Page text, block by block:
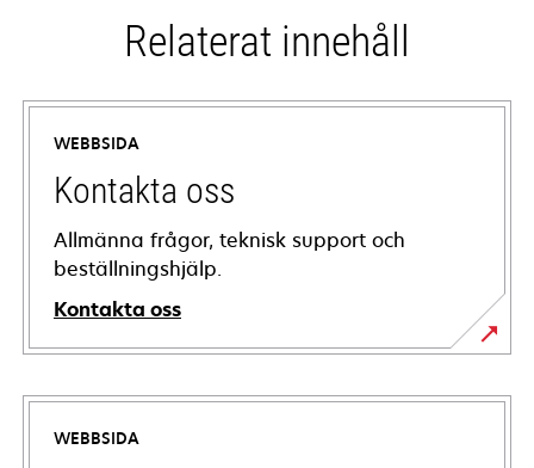
Relaterat innehåll
WEBBSIDA
Kontakta oss
Allmänna frågor, teknisk support och
beställningshjälp.
Kontakta oss
WEBBSIDA